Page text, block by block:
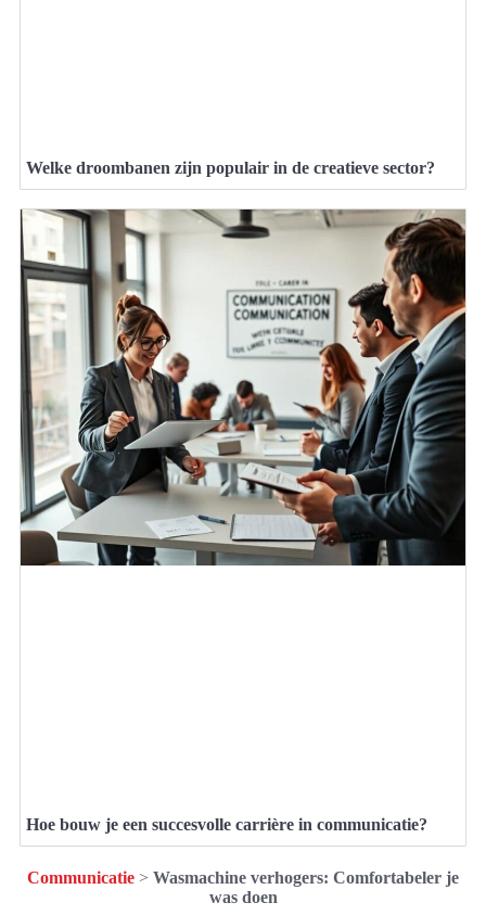
Welke droombanen zijn populair in de creatieve sector?
Hoe bouw je een succesvolle carrière in communicatie?
Communicatie > Wasmachine verhogers: Comfortabeler je
was doen